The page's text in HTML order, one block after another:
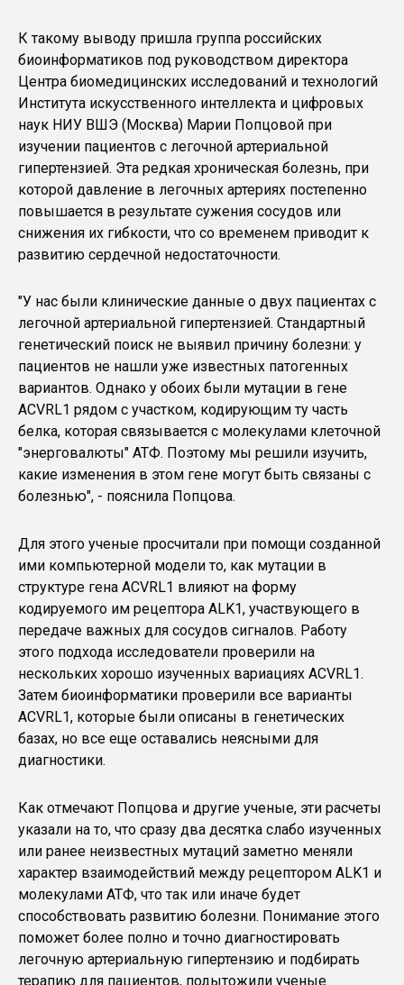
К такому выводу пришла группа российских
биоинформатиков под руководством директора
Центра биомедицинских исследований и технологий
Института искусственного интеллекта и цифровых
наук НИУ ВШЭ (Москва) Марии Попцовой при
изучении пациентов с легочной артериальной
гипертензией. Эта редкая хроническая болезнь, при
которой давление в легочных артериях постепенно
повышается в результате сужения сосудов или
снижения их гибкости, что со временем приводит к
развитию сердечной недостаточности.
"У нас были клинические данные о двух пациентах с
легочной артериальной гипертензией. Стандартный
генетический поиск не выявил причину болезни: у
пациентов не нашли уже известных патогенных
вариантов. Однако у обоих были мутации в гене
ACVRL1 рядом с участком, кодирующим ту часть
белка, которая связывается с молекулами клеточной
"энерговалюты" АТФ. Поэтому мы решили изучить,
какие изменения в этом гене могут быть связаны с
болезнью", - пояснила Попцова.
Для этого ученые просчитали при помощи созданной
ими компьютерной модели то, как мутации в
структуре гена ACVRL1 влияют на форму
кодируемого им рецептора ALK1, участвующего в
передаче важных для сосудов сигналов. Работу
этого подхода исследователи проверили на
нескольких хорошо изученных вариациях ACVRL1.
Затем биоинформатики проверили все варианты
ACVRL1, которые были описаны в генетических
базах, но все еще оставались неясными для
диагностики.
Как отмечают Попцова и другие ученые, эти расчеты
указали на то, что сразу два десятка слабо изученных
или ранее неизвестных мутаций заметно меняли
характер взаимодействий между рецептором ALK1 и
молекулами АТФ, что так или иначе будет
способствовать развитию болезни. Понимание этого
поможет более полно и точно диагностировать
легочную артериальную гипертензию и подбирать
терапию для пациентов, подытожили ученые.